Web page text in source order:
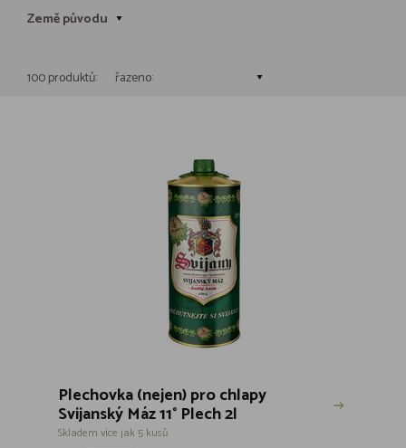
Země původu
100 produktů: řazeno:
Plechovka (nejen) pro chlapy
Svijanský Máz 11° Plech 2l
Skladem více jak 5 kusů